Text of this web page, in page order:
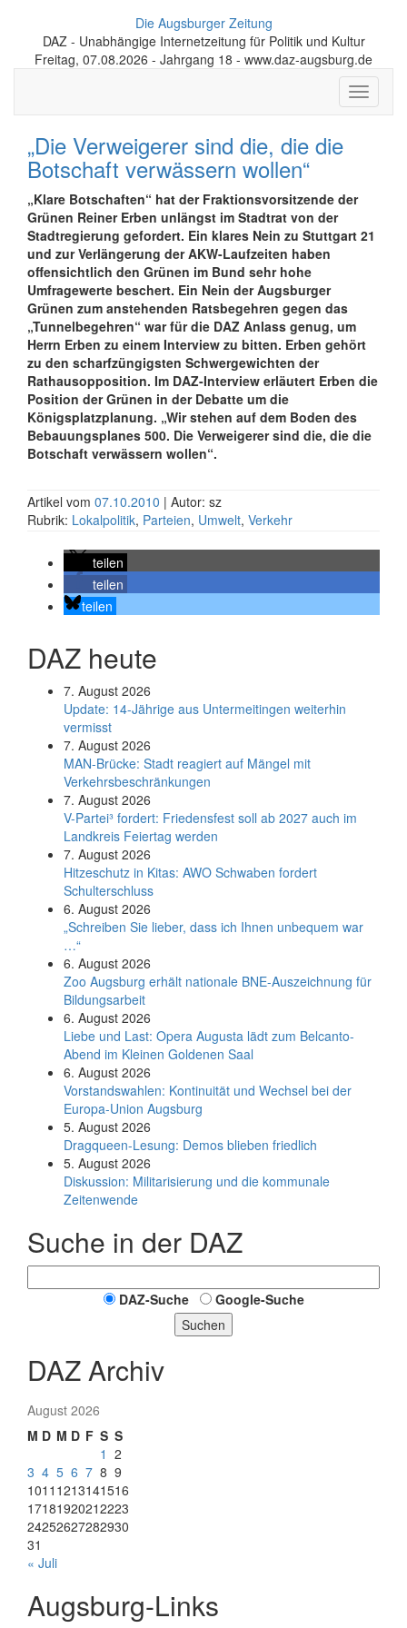
Die Augsburger Zeitung
DAZ - Unabhängige Internetzeitung für Politik und Kultur
Freitag, 07.08.2026 - Jahrgang 18 - www.daz-augsburg.de
Toggle
„Die Verweigerer sind die, die die
Botschaft verwässern wollen“
„Klare Botschaften“ hat der Fraktionsvorsitzende der
Grünen Reiner Erben unlängst im Stadtrat von der
Stadtregierung gefordert. Ein klares Nein zu Stuttgart 21
und zur Verlängerung der AKW-Laufzeiten haben
offensichtlich den Grünen im Bund sehr hohe
Umfragewerte beschert. Ein Nein der Augsburger
Grünen zum anstehenden Ratsbegehren gegen das
„Tunnelbegehren“ war für die DAZ Anlass genug, um
Herrn Erben zu einem Interview zu bitten. Erben gehört
zu den scharfzüngigsten Schwergewichten der
Rathausopposition. Im DAZ-Interview erläutert Erben die
Position der Grünen in der Debatte um die
Königsplatzplanung. „Wir stehen auf dem Boden des
Bebauungsplanes 500. Die Verweigerer sind die, die die
Botschaft verwässern wollen“.
Artikel vom 07.10.2010 | Autor: sz
Rubrik: Lokalpolitik, Parteien, Umwelt, Verkehr
teilen
teilen
teilen
DAZ heute
7. August 2026
Update: 14-Jährige aus Untermeitingen weiterhin
vermisst
7. August 2026
MAN-Brücke: Stadt reagiert auf Mängel mit
Verkehrsbeschränkungen
7. August 2026
V-Partei­³ fordert: Friedens­fest soll ab 2027 auch im
Land­kreis Feier­tag werden
7. August 2026
Hitzeschutz in Kitas: AWO Schwaben fordert
Schulterschluss
6. August 2026
„Schreiben Sie lieber, dass ich Ihnen unbequem war
…“
6. August 2026
Zoo Augsburg erhält nationale BNE-Auszeichnung für
Bildungsarbeit
6. August 2026
Liebe und Last: Opera Augusta lädt zum Belcanto-
Abend im Kleinen Goldenen Saal
6. August 2026
Vorstandswahlen: Kontinuität und Wechsel bei der
Europa-Union Augsburg
5. August 2026
Dragqueen-Lesung: Demos blieben friedlich
5. August 2026
Diskussion: Mi­li­ta­ri­sie­rung und die kommunale
Zeitenwende
Suche in der DAZ
DAZ-Suche
Google-Suche
Suchen
DAZ Archiv
August 2026
M D M D F S S
1 2
3 4 5 6 7 8 9
1011 1213141516
17181920212223
24252627282930
31
« Juli
Augsburg-Links